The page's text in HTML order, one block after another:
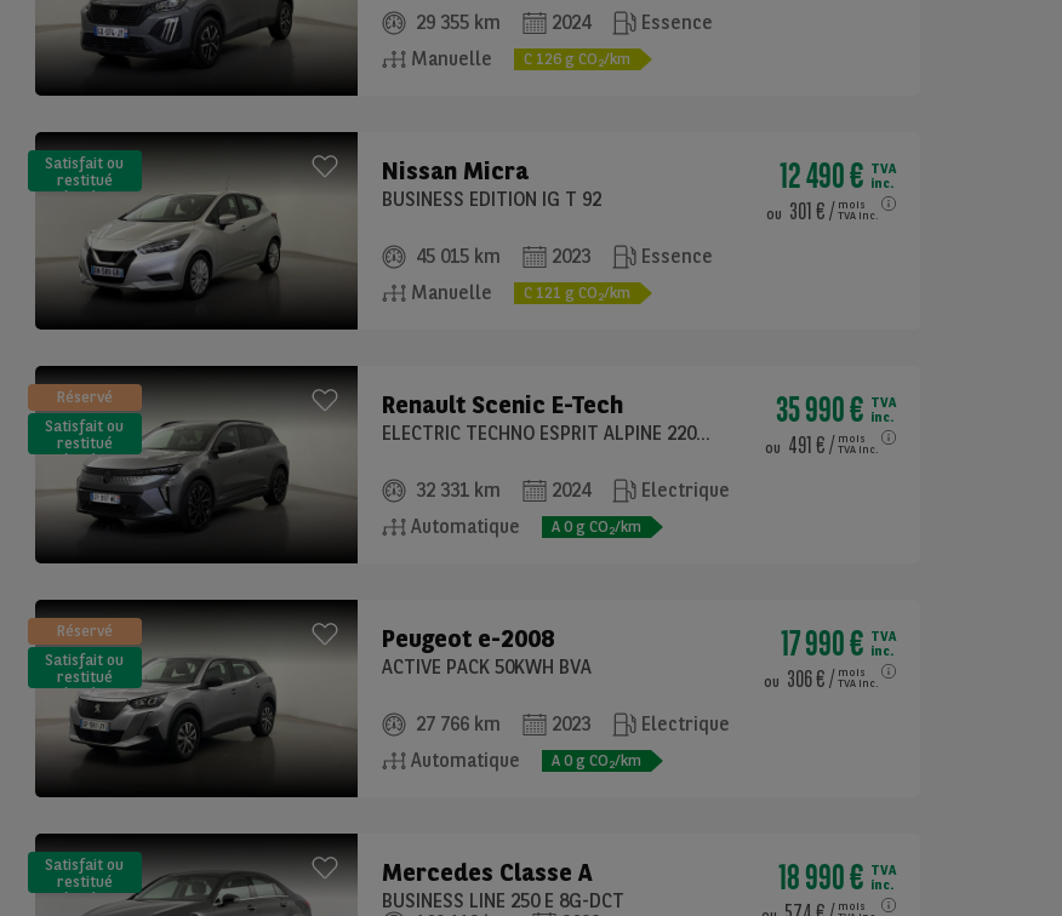
29 355 km 2024
Essence
Manuelle
C 126g CO2/km
Satisfait ou
restitué
(LLD)*
Nissan Micra
BUSINESS EDITION IG T 92
45 015 km 2023
Essence
Manuelle
C 121 g CO2/km
12 490 € TVA
inc.
ou 301 €/ mois
TVA inc.
Réservé
Satisfait ou
restitué
(LLD)*
Renault Scenic E-Tech
ELECTRIC TECHNO ESPRIT ALPINE 220 GRANDE AUTONOMIE 87KWH BVA
32 331 km 2024
Electrique
Automatique
A 0g CO2/km
35 990 € TVA
inc.
ou 491 €/ mois
TVA inc.
Réservé
Satisfait ou
restitué
(LLD)*
Peugeot e-2008
ACTIVE PACK 50KWH BVA
27 766 km 2023
Electrique
Automatique
A 0g CO2/km
17 990 € TVA
inc.
ou 306 €/ mois
TVA inc.
Satisfait ou
restitué
(LLD)*
Mercedes Classe A
BUSINESS LINE 250 E 8G-DCT
18 990 € TVA
inc.
mois